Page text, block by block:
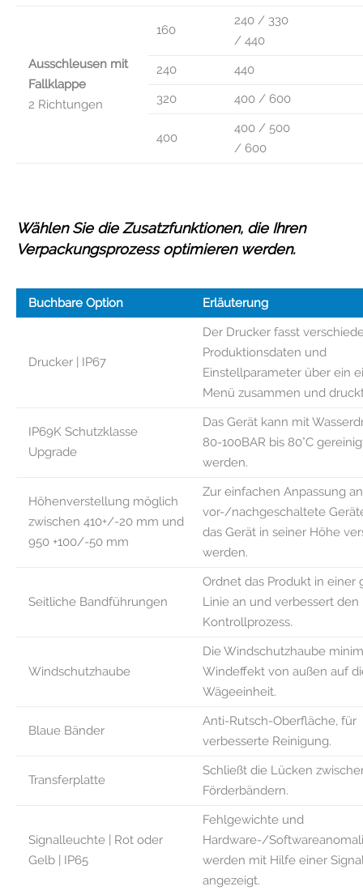
Ausschleusen mit
Fallklappe
2 Richtungen
160
240 / 330
/ 440
240
440
320
400 / 600
400
400 / 500
/ 600
Wählen Sie die Zusatzfunktionen, die Ihren
Verpackungsprozess optimieren werden.
Buchbare Option Erläuterung
Drucker | IP67
Der Drucker fasst
Produktionsdaten und
Einstellparameter über ein
Menü zusammen und
IP69K Schutzklasse
Upgrade
Das Gerät kann mit
80-100BAR bis 80°C
werden.
Höhenverstellung möglich
zwischen 410+/-20 mm und
950 +100/-50 mm
Zur einfachen Anpassung an
vor-/nachgeschaltete
das Gerät in seiner Höhe
werden.
Seitliche Bandführungen
Ordnet das Produkt in einer
Linie an und verbessert den
Kontrollprozess.
Windschutzhaube
Die Windschutzhaube
Windeffekt von außen auf
Wägeeinheit.
Blaue Bänder
Anti-Rutsch-Oberfläche, für
verbesserte Reinigung.
Transferplatte
Schließt die Lücken
Förderbändern.
Signalleuchte | Rot oder
Gelb | IP65
Fehlgewichte und
Hardware-/
werden mit Hilfe einer
angezeigt.